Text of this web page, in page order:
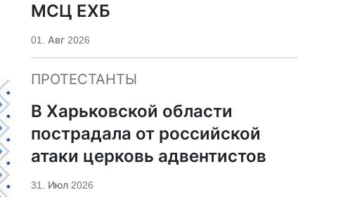
МСЦ ЕХБ
01. Авг 2026
ПРОТЕСТАНТЫ
В Харьковской области
пострадала от российской
атаки церковь адвентистов
31. Июл 2026